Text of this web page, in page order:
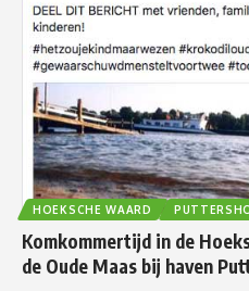
HOEKSCHE WAARD
Komkommertijd in de
de Oude Maas bij haven